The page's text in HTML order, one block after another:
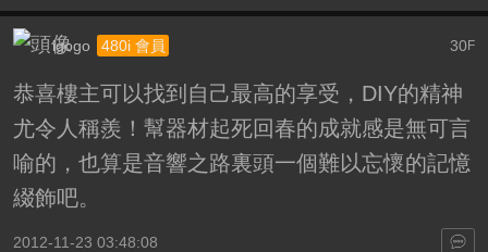
30F
igogo 480i 會員
恭喜樓主可以找到自己最高的享受，DIY的精神
尤令人稱羨！幫器材起死回春的成就感是無可言
喻的，也算是音響之路裏頭一個難以忘懷的記憶
綴飾吧。
2012-11-23 03:48:08